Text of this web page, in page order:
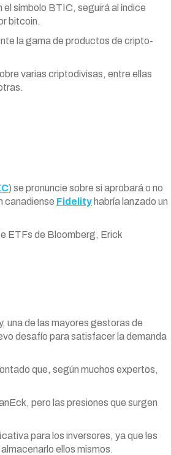
símbolo BTIC, seguirá al índice
bitcoin.
la gama de productos de cripto-
varias criptodivisas, entre ellas
) se pronuncie sobre si aprobará o no
canadiense Fidelity habría lanzado un
ETFs de Bloomberg, Erick
una de las mayores gestoras de
desafío para satisfacer la demanda
que, según muchos expertos,
pero las presiones que surgen
para los inversores, ya que les
ellos mismos.